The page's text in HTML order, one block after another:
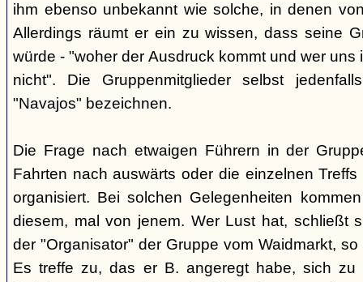
ihm ebenso unbekannt wie solche, in denen
Allerdings räumt er ein zu wissen, dass seine
würde - "woher der Ausdruck kommt und wer
nicht". Die Gruppenmitglieder selbst
"Navajos" bezeichnen.
Die Frage nach etwaigen Führern in der
Fahrten nach auswärts oder die einzelnen
organisiert. Bei solchen Gelegenheiten
diesem, mal von jenem. Wer Lust hat, schließt
der "Organisator" der Gruppe vom Waidmarkt,
Es treffe zu, das er B. angeregt habe, sich zu